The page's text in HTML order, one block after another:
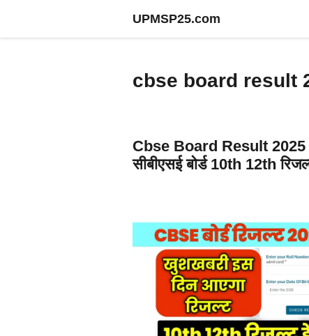
UPMSP25.com
cbse board result
Cbse Board Result 2025
सीबीएसई बोर्ड 10th 12th